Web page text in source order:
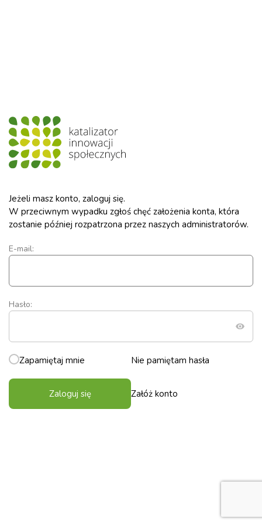
Jeżeli masz konto, zaloguj się.
W przeciwnym wypadku zgłoś chęć założenia konta, która
zostanie później rozpatrzona przez naszych administratorów.
E-mail:
Hasło:
Zapamiętaj mnie Nie pamiętam hasła
Zaloguj się Załóż konto